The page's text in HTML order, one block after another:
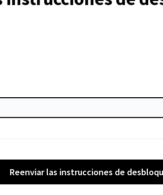
Reenviar las instrucciones de